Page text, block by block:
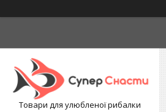
Товари для улюбленої рибалки